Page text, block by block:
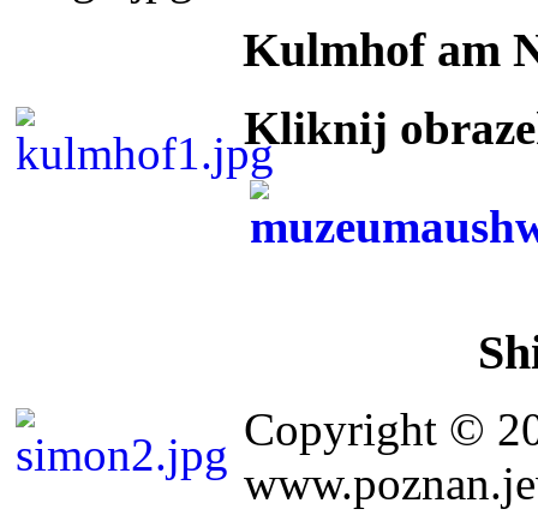
Kulmhof am
Kliknij
Copyright ©